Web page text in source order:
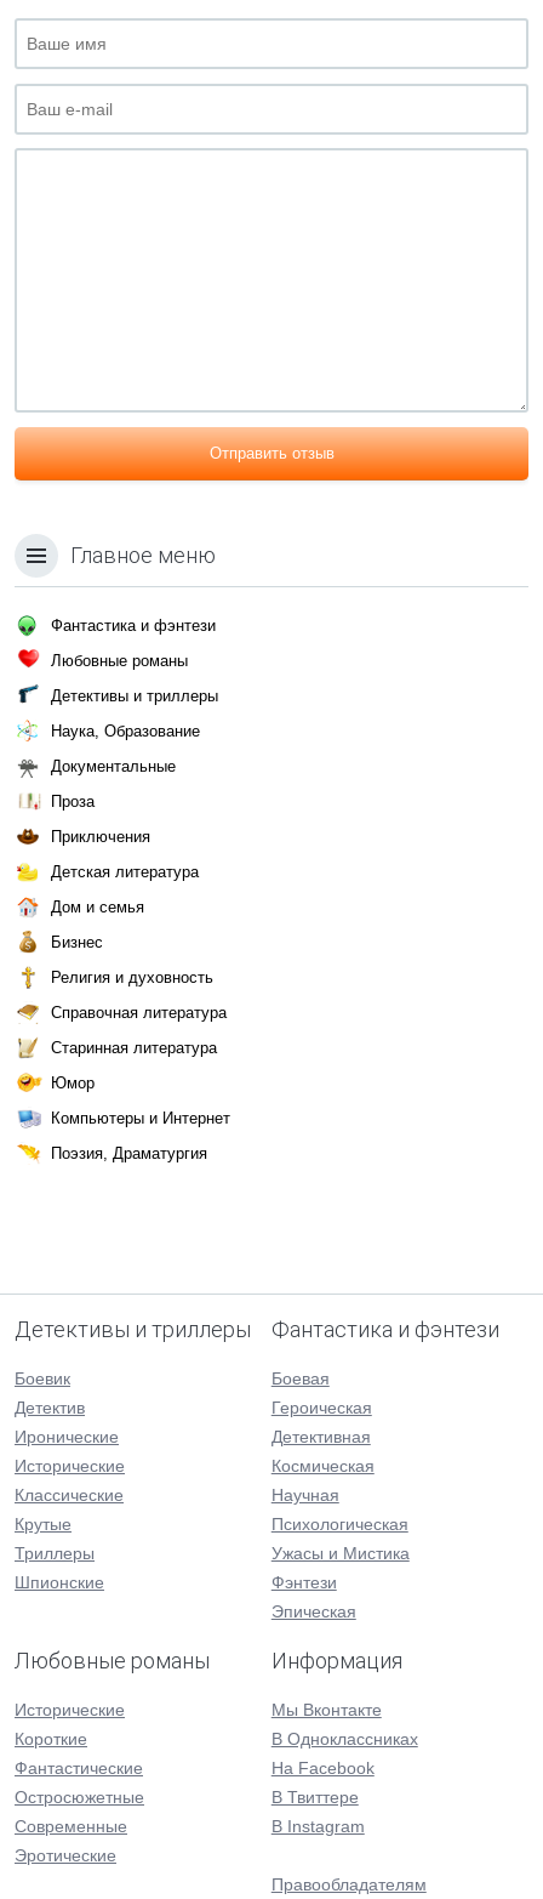
Отправить отзыв
Главное меню
Фантастика и фэнтези
Любовные романы
Детективы и триллеры
Наука, Образование
Документальные
Проза
Приключения
Детская литература
Дом и семья
Бизнес
Религия и духовность
Справочная литература
Старинная литература
Юмор
Компьютеры и Интернет
Поэзия, Драматургия
Детективы и триллеры
Боевик
Детектив
Иронические
Исторические
Классические
Крутые
Триллеры
Шпионские
Фантастика и фэнтези
Боевая
Героическая
Детективная
Космическая
Научная
Психологическая
Ужасы и Мистика
Фэнтези
Эпическая
Любовные романы
Исторические
Короткие
Фантастические
Остросюжетные
Современные
Эротические
Информация
Мы Вконтакте
В Одноклассниках
На Facebook
В Твиттере
В Instagram
Правообладателям